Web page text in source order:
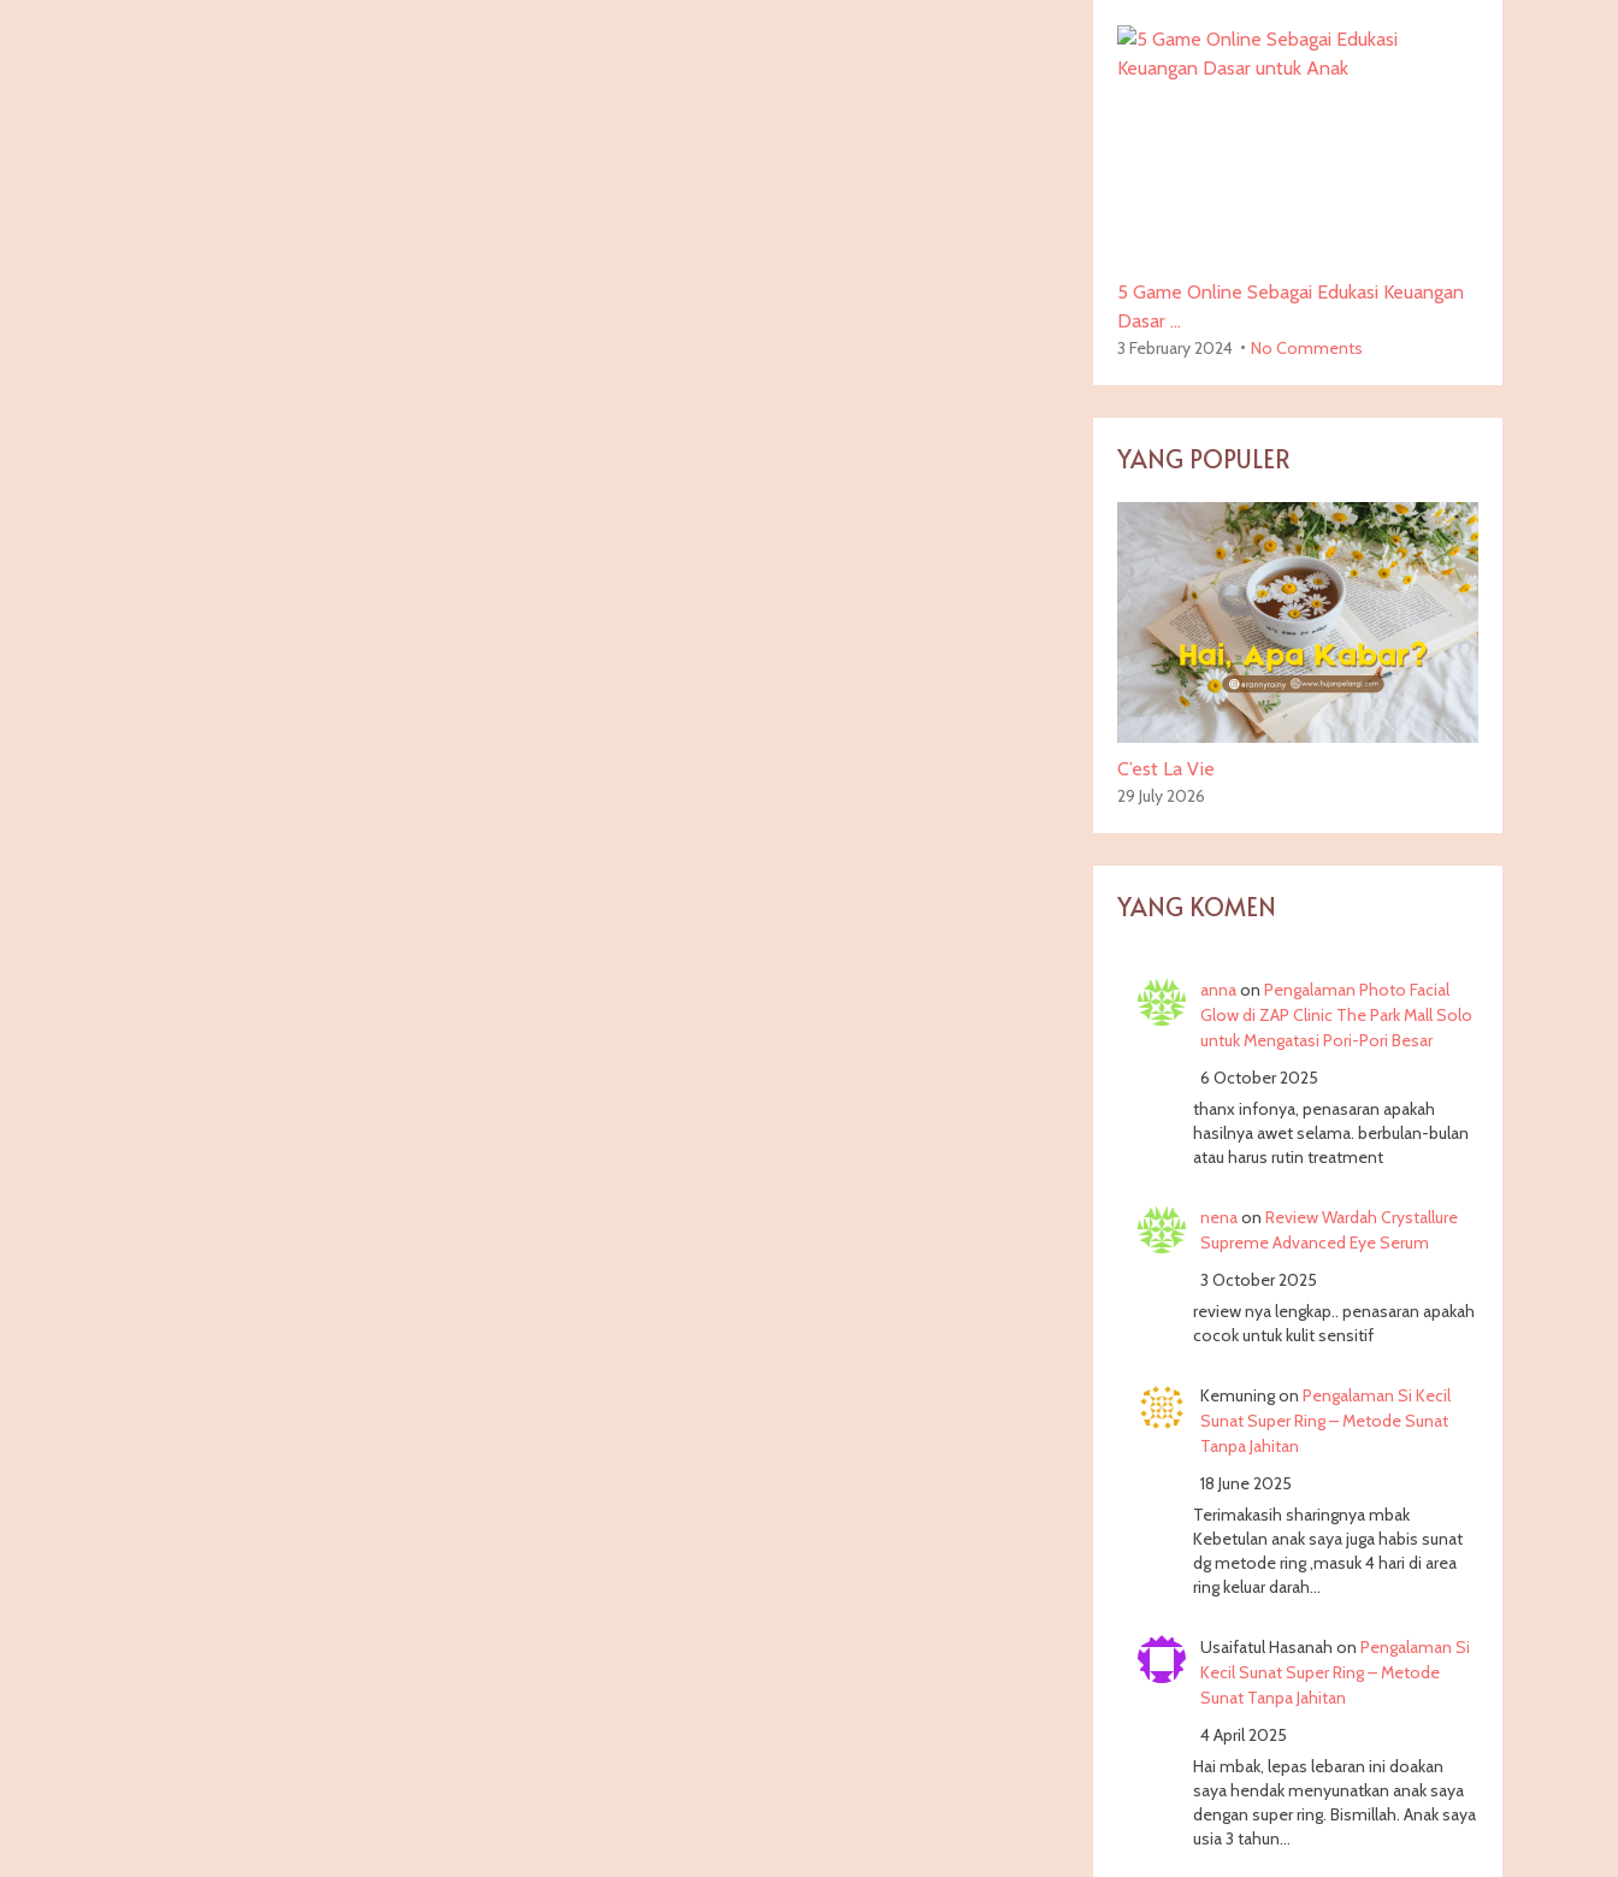
5 Game Online Sebagai Edukasi Keuangan
Dasar …
3 February 2024 No Comments
YANG POPULER
C’est La Vie
29 July 2026
YANG KOMEN
annaonPengalaman Photo Facial
Glow di ZAP Clinic The Park Mall Solo
untuk Mengatasi Pori-Pori Besar
6 October 2025
thanx infonya, penasaran apakah
hasilnya awet selama. berbulan-bulan
atau harus rutin treatment
nenaonReview Wardah Crystallure
Supreme Advanced Eye Serum
3 October 2025
review nya lengkap.. penasaran apakah
cocok untuk kulit sensitif
KemuningonPengalaman Si Kecil
Sunat Super Ring – Metode Sunat
Tanpa Jahitan
18 June 2025
Terimakasih sharingnya mbak
Kebetulan anak saya juga habis sunat
dg metode ring ,masuk 4 hari di area
ring keluar darah…
Usaifatul Hasanah onPengalaman Si
Kecil Sunat Super Ring – Metode
Sunat Tanpa Jahitan
4 April 2025
Hai mbak, lepas lebaran ini doakan
saya hendak menyunatkan anak saya
dengan super ring. Bismillah. Anak saya
usia 3 tahun…